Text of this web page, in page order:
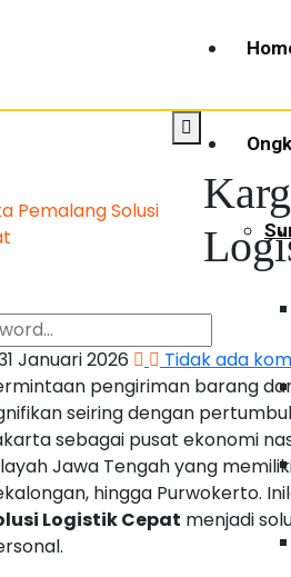
Pemalang Solusi
Januari 2026
Tidak ada
pengiriman barang
seiring dengan
sebagai pusat ekonomi
Jawa Tengah yang
hingga Purwokerto.
Logistik Cepat menjadi